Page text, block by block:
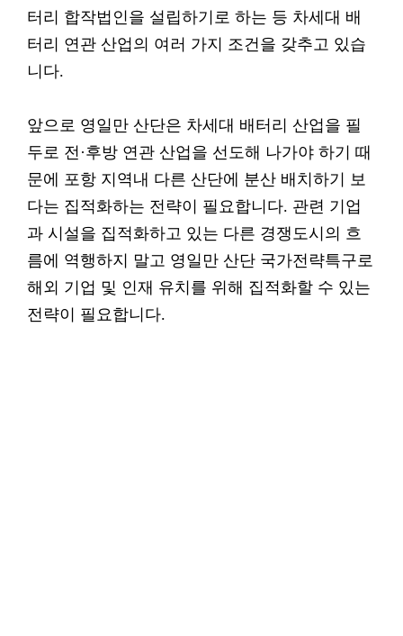
터리 합작법인을 설립하기로 하는 등 차세대 배
터리 연관 산업의 여러 가지 조건을 갖추고 있습
니다.
앞으로 영일만 산단은 차세대 배터리 산업을 필
두로 전·후방 연관 산업을 선도해 나가야 하기 때
문에 포항 지역내 다른 산단에 분산 배치하기 보
다는 집적화하는 전략이 필요합니다. 관련 기업
과 시설을 집적화하고 있는 다른 경쟁도시의 흐
름에 역행하지 말고 영일만 산단 국가전략특구로
해외 기업 및 인재 유치를 위해 집적화할 수 있는
전략이 필요합니다.